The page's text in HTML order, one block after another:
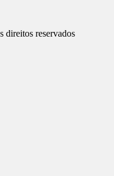
direitos reservados